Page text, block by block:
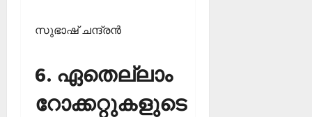
സുഭാഷ് ചന്ദ്രന്‍
6. ഏതെല്ലാം
റോക്കറ്റുകളുടെ